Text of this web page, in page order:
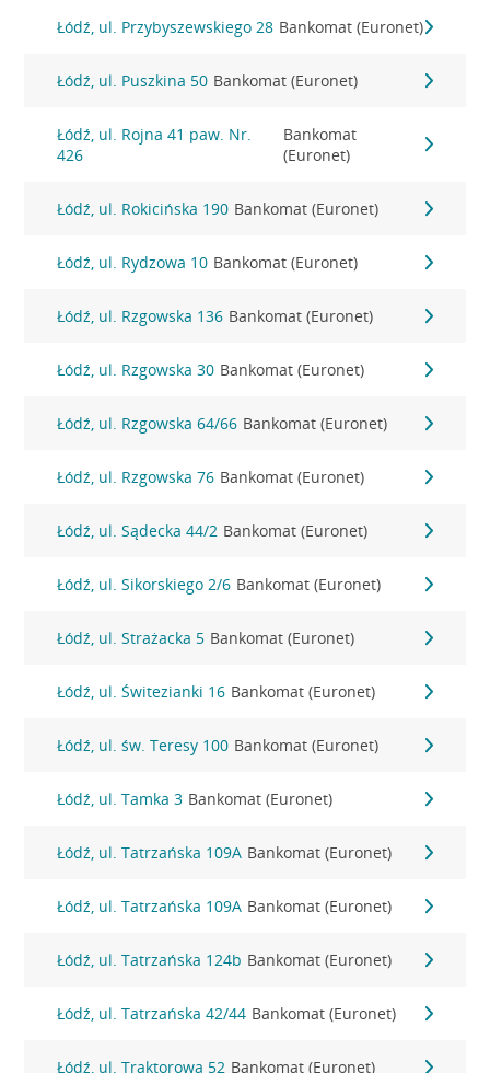
Łódź, ul. Przybyszewskiego 28 Bankomat (Euronet)
Łódź, ul. Puszkina 50 Bankomat (Euronet)
Łódź, ul. Rojna 41 paw. Nr.
426
Bankomat
(Euronet)
Łódź, ul. Rokicińska 190 Bankomat (Euronet)
Łódź, ul. Rydzowa 10 Bankomat (Euronet)
Łódź, ul. Rzgowska 136 Bankomat (Euronet)
Łódź, ul. Rzgowska 30 Bankomat (Euronet)
Łódź, ul. Rzgowska 64/66 Bankomat (Euronet)
Łódź, ul. Rzgowska 76 Bankomat (Euronet)
Łódź, ul. Sądecka 44/2 Bankomat (Euronet)
Łódź, ul. Sikorskiego 2/6 Bankomat (Euronet)
Łódź, ul. Strażacka 5 Bankomat (Euronet)
Łódź, ul. Świtezianki 16 Bankomat (Euronet)
Łódź, ul. św. Teresy 100 Bankomat (Euronet)
Łódź, ul. Tamka 3 Bankomat (Euronet)
Łódź, ul. Tatrzańska 109A Bankomat (Euronet)
Łódź, ul. Tatrzańska 109A Bankomat (Euronet)
Łódź, ul. Tatrzańska 124b Bankomat (Euronet)
Łódź, ul. Tatrzańska 42/44 Bankomat (Euronet)
Łódź, ul. Traktorowa 52 Bankomat (Euronet)